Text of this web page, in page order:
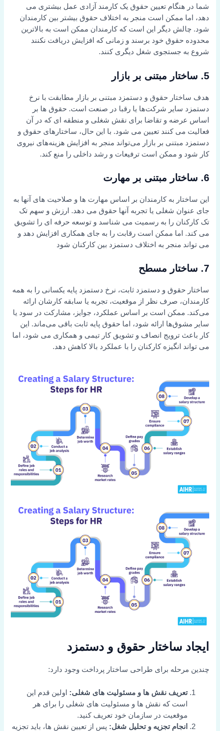
شما در هنگام تعیین حقوق یک کارمند آزادی عمل بیشتری می
دهد، اما ممکن است منجر به اختلاف حقوق بیشتر بین کارمندان
شود. چالش دیگر این است که کارمندان ممکن است به بالاترین
محدوده حقوق خود برسند و زمانی که افزایش دریافت نکنند
شروع به جستجوی شغل دیگری کنند.
5. ساختار مبتنی بر بازار
هدف ساختار حقوق و دستمزد مبتنی بر بازار مطابقت با نرخ
دستمزد سایر شرکت‌ها یا رقبا در صنعت است. حقوق ها بر
اساس عرضه و تقاضا برای نقش شغلی و منطقه ای که در آن
فعالیت می کنند تعیین می شود. با این حال، ساختارهای حقوق و
دستمزد مبتنی بر بازار می‌تواند منجر به افزایش هزینه‌های نیروی
کار شود و ممکن است ترفیعات و رشد داخلی را منع کند.
6. ساختار مبتنی بر مهارت
این ساختار به کارمندان بر اساس مهارت ها و صلاحیت های آنها به
جای عنوان شغلی یا تجربه آنها حقوق می دهد. ارزش و سهم تک
تک کارکنان را به رسمیت می شناسد و توسعه حرفه ای را تشویق
می کند. اما ممکن است رقابت را به جای همکاری افزایش دهد و
می تواند منجر به اختلاف دستمزد بین کارکنان شود
7. ساختار مسطح
ساختار حقوق و دستمزد ثابت، نرخ دستمزد پایه یکسانی را به همه
کارمندان، صرف نظر از موقعیت، تجربه یا سابقه کارشان ارائه
می‌کند. ممکن است بر اساس عملکرد، جوایز، مشارکت در سود یا
سایر مشوق‌ها ارائه شود، اما حقوق پایه ثابت باقی می‌ماند. این
کار باعث ترویج انصاف و تشویق کار تیمی و همکاری می شود، اما
می تواند انگیزه کارکنان را با عملکرد بالا کاهش دهد.
ایجاد ساختار حقوق و دستمزد
چندین مرحله برای طراحی ساختار پرداخت وجود دارد:
تعریف نقش ها و مسئولیت های شغلی: اولین قدم این
است که نقش ها و مسئولیت های شغلی را برای هر
موقعیت در سازمان خود تعریف کنید.
انجام تجزیه و تحلیل شغل: پس از تعیین نقش ها، باید تجزیه